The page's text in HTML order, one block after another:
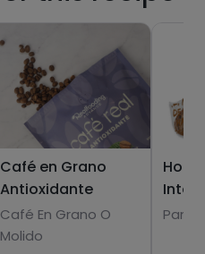
información nutricional
muchas más
PLUS.
PLUS
Café en Grano
Antioxidante
Café En Grano O
Molido